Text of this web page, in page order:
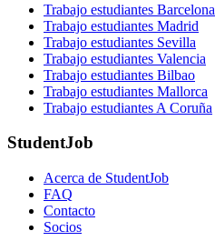
Trabajo estudiantes Barcelona
Trabajo estudiantes Madrid
Trabajo estudiantes Sevilla
Trabajo estudiantes Valencia
Trabajo estudiantes Bilbao
Trabajo estudiantes Mallorca
Trabajo estudiantes A Coruña
StudentJob
Acerca de StudentJob
FAQ
Contacto
Socios